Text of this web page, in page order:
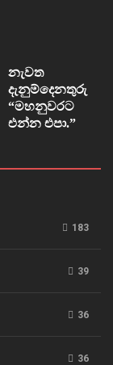
නැවත
දැනුම්දෙනතුරු
“මහනුවරට
එන්න එපා.”
183
39
36
36